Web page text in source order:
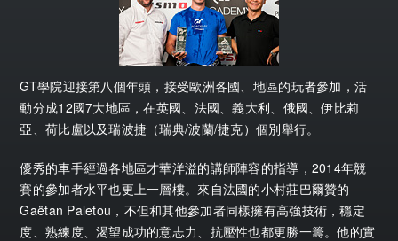
GT學院迎接第八個年頭，接受歐洲各國、地區的玩者參加，活
動分成12國7大地區，在英國、法國、義大利、俄國、伊比莉
亞、荷比盧以及瑞波捷（瑞典/波蘭/捷克）個別舉行。
優秀的車手經過各地區才華洋溢的講師陣容的指導，2014年競
賽的參加者水平也更上一層樓。來自法國的小村莊巴爾贊的
Gaëtan Paletou，不但和其他參加者同樣擁有高強技術，穩定
度、熟練度、渴望成功的意志力、抗壓性也都更勝一籌。他的實